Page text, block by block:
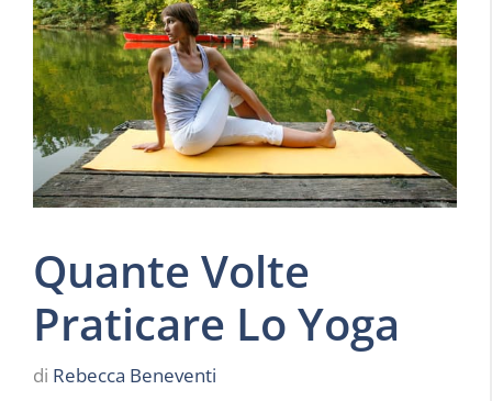
Quante Volte
Praticare Lo Yoga
di Rebecca Beneventi